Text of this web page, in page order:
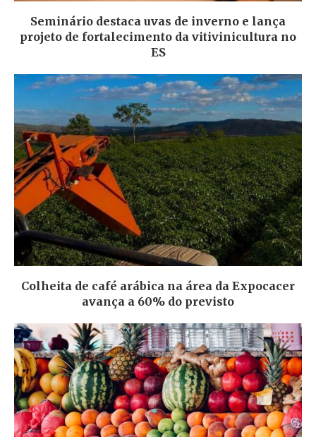
Seminário destaca uvas de inverno e lança
projeto de fortalecimento da vitivinicultura no
ES
Colheita de café arábica na área da Expocacer
avança a 60% do previsto